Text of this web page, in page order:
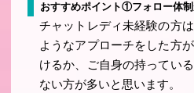
おすすめポイント①フォロー体
チャットレディ未経験の方
ようなアプローチをした方
けるか、ご自身の持ってい
ない方が多いと思います。